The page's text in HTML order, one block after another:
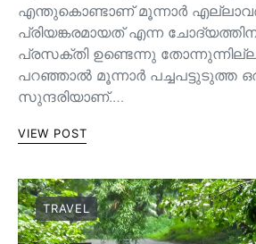
എന്തുകൊണ്ടാണ് മൂന്നാർ
പ്രിയങ്കരമായത് എന്ന
പ്രസക്തി ഉണ്ടെന്നു തോന്നുന്നില്ല.
പറഞ്ഞാൽ മൂന്നാർ
സുന്ദരിയാണ്.…
VIEW POST
TRAVEL